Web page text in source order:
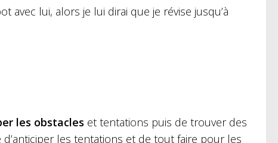
avec lui, alors je lui dirai que je révise jusqu’à
les obstacles et tentations puis de trouver des
les tentations et de tout faire pour les